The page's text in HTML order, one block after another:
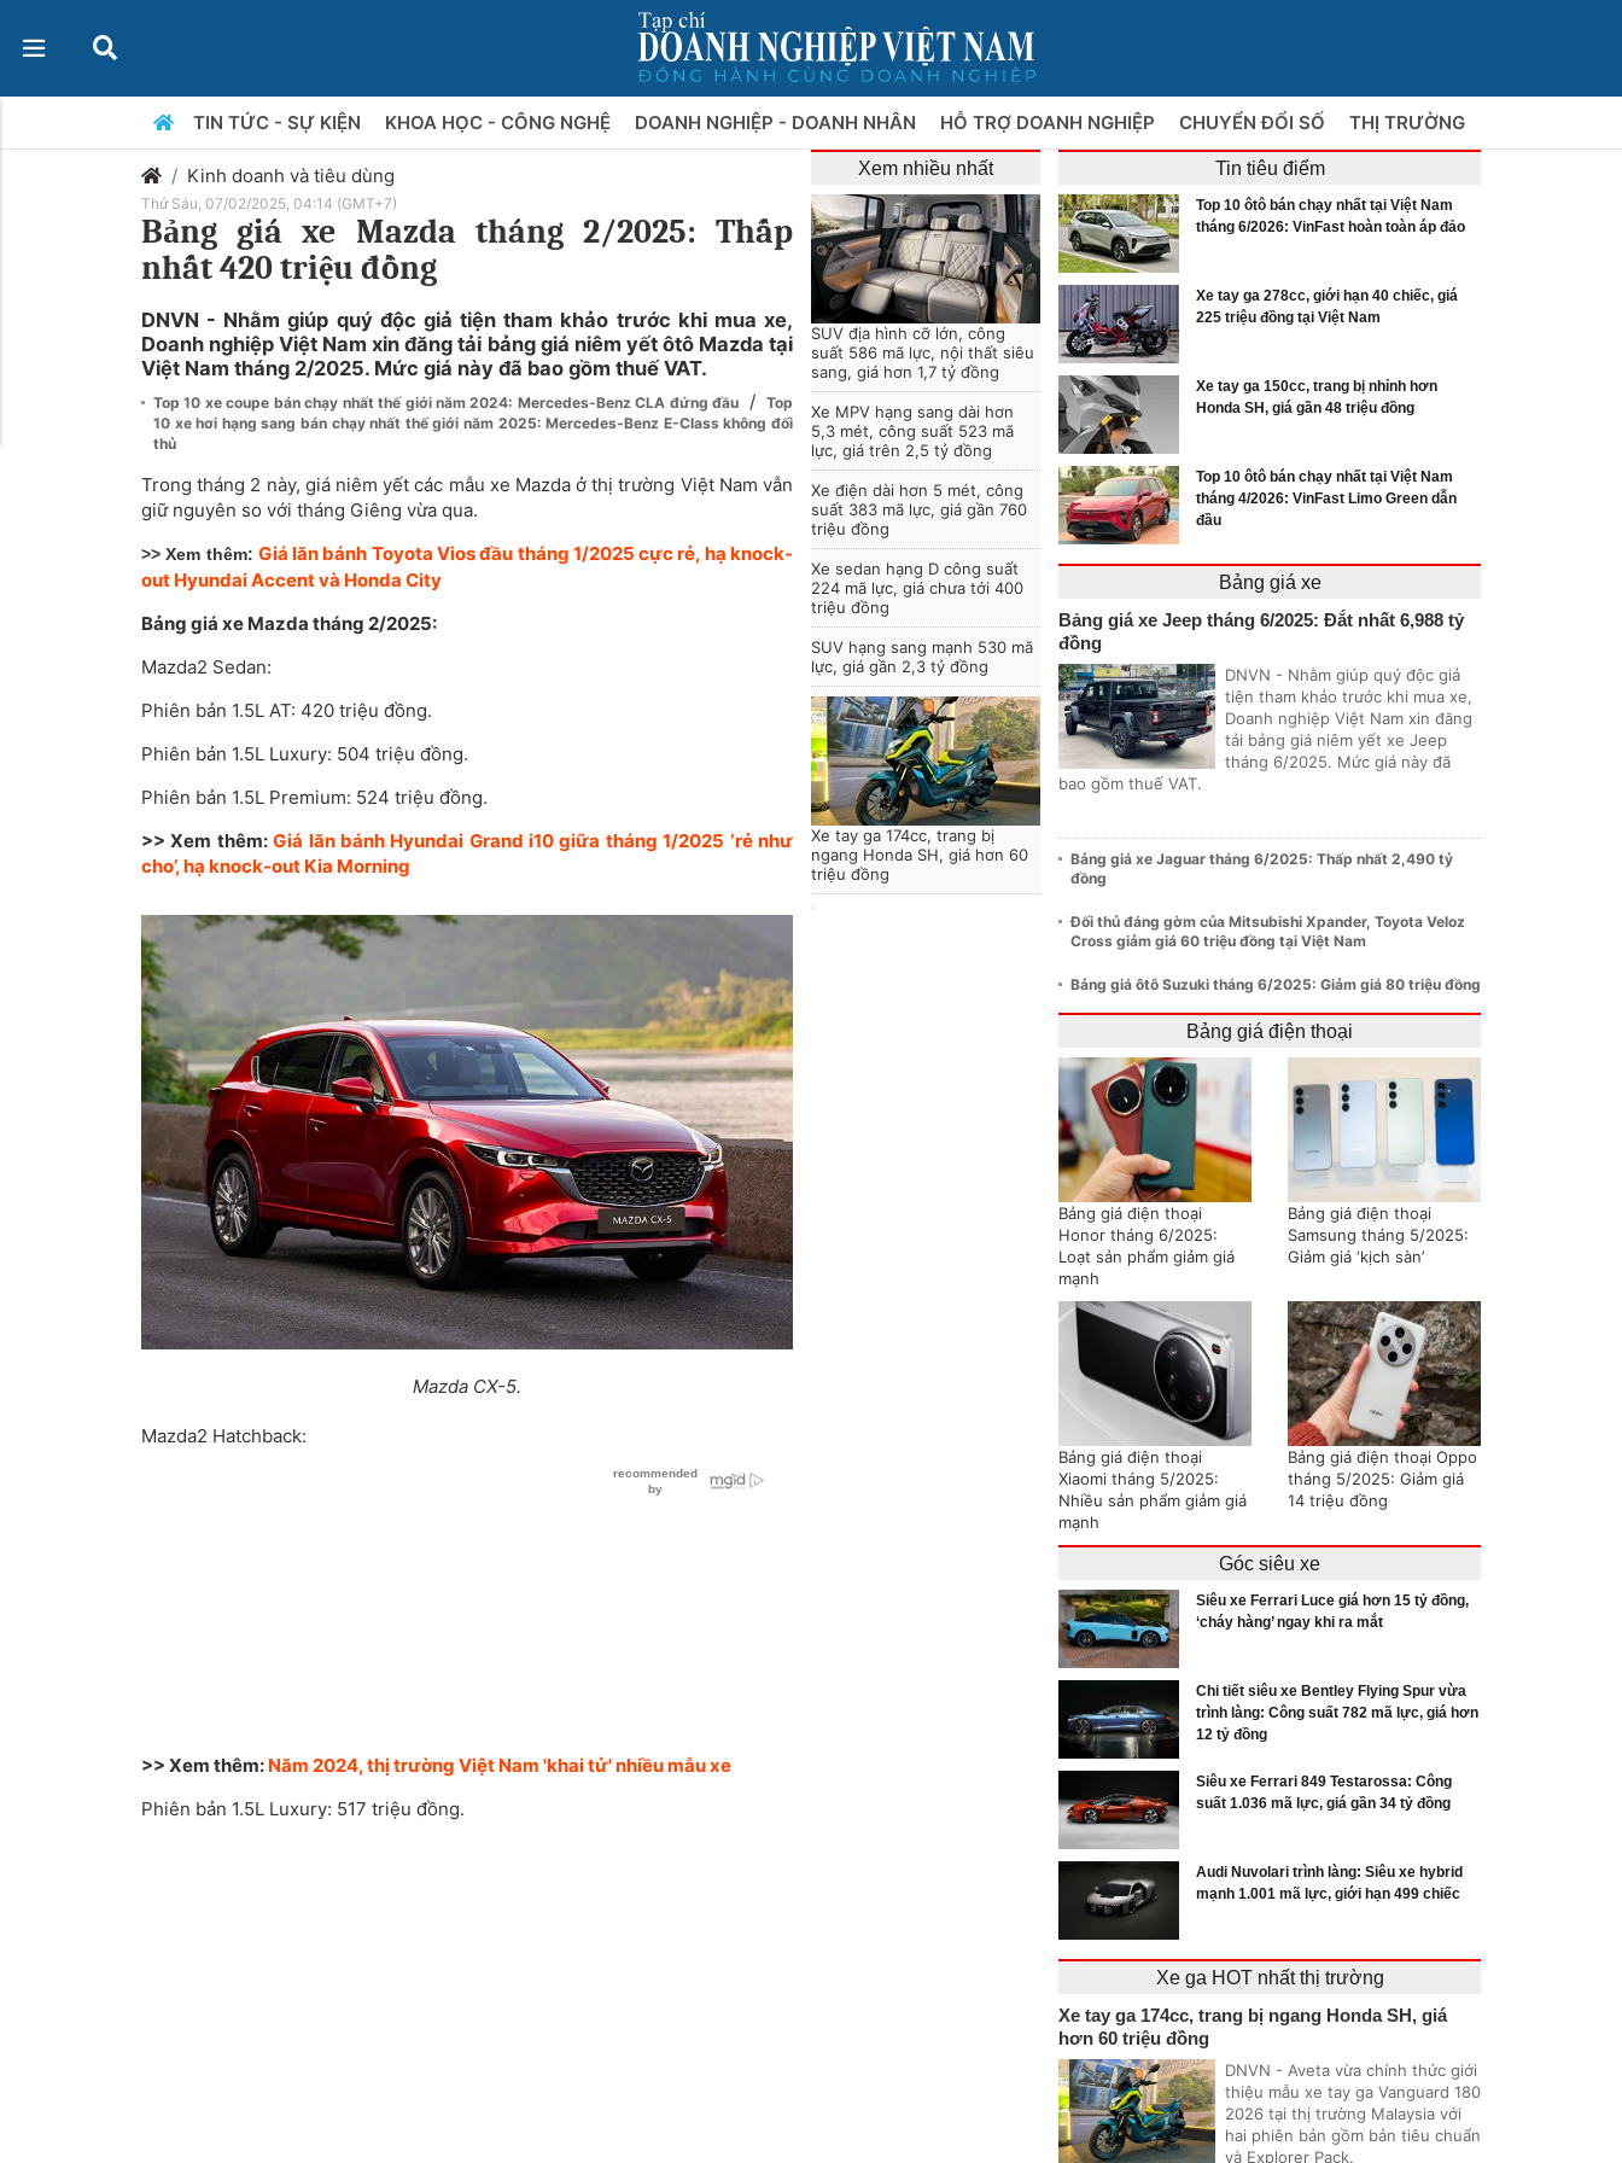
TIN TỨC - SỰ KIỆN KHOA HỌC - CÔNG NGHỆ DOANH NGHIỆP - DOANH NHÂN HỖ TRỢ DOANH NGHIỆP CHUYỂN ĐỔI SỐ THỊ TRƯỜNG
Kinh doanh và tiêu dùng
Thứ Sáu, 07/02/2025, 04:14 (GMT+7)
Bảng giá xe Mazda tháng 2/2025: Thấp
nhất 420 triệu đồng
DNVN - Nhằm giúp quý độc giả tiện tham khảo trước khi mua xe,
Doanh nghiệp Việt Nam xin đăng tải bảng giá niêm yết ôtô Mazda tại
Việt Nam tháng 2/2025. Mức giá này đã bao gồm thuế VAT.
Top 10 xe coupe bán chạy nhất thế giới năm 2024: Mercedes-Benz CLA đứng đầu /
Top
10 xe hơi hạng sang bán chạy nhất thế giới năm 2025: Mercedes-Benz E-Class không đối
thủ
Trong tháng 2 này, giá niêm yết các mẫu xe Mazda ở thị trường Việt Nam vẫn
giữ nguyên so với tháng Giêng vừa qua.
>> Xem thêm: Giá lăn bánh Toyota Vios đầu tháng 1/2025 cực rẻ, hạ knock-
out Hyundai Accent và Honda City
Bảng giá xe Mazda tháng 2/2025:
Mazda2 Sedan:
Phiên bản 1.5L AT: 420 triệu đồng.
Phiên bản 1.5L Luxury: 504 triệu đồng.
Phiên bản 1.5L Premium: 524 triệu đồng.
>> Xem thêm:Giá lăn bánh Hyundai Grand i10 giữa tháng 1/2025 ‘rẻ như
cho’, hạ knock-out Kia Morning
Mazda CX-5.
Mazda2 Hatchback:
>> Xem thêm: Năm 2024, thị trường Việt Nam 'khai tử' nhiều mẫu xe
Phiên bản 1.5L Luxury: 517 triệu đồng.
Xem nhiều nhất
SUV địa hình cỡ lớn, công
suất 586 mã lực, nội thất siêu
sang, giá hơn 1,7 tỷ đồng
Xe MPV hạng sang dài hơn
5,3 mét, công suất 523 mã
lực, giá trên 2,5 tỷ đồng
Xe điện dài hơn 5 mét, công
suất 383 mã lực, giá gần 760
triệu đồng
Xe sedan hạng D công suất
224 mã lực, giá chưa tới 400
triệu đồng
SUV hạng sang mạnh 530 mã
lực, giá gần 2,3 tỷ đồng
Xe tay ga 174cc, trang bị
ngang Honda SH, giá hơn 60
triệu đồng
Tin tiêu điểm
Top 10 ôtô bán chạy nhất tại Việt Nam
tháng 6/2026: VinFast hoàn toàn áp đảo
Xe tay ga 278cc, giới hạn 40 chiếc, giá
225 triệu đồng tại Việt Nam
Xe tay ga 150cc, trang bị nhỉnh hơn
Honda SH, giá gần 48 triệu đồng
Top 10 ôtô bán chạy nhất tại Việt Nam
tháng 4/2026: VinFast Limo Green dẫn
đầu
Bảng giá xe
Bảng giá xe Jeep tháng 6/2025: Đắt nhất 6,988 tỷ
đồng
DNVN - Nhằm giúp quý độc giả
tiện tham khảo trước khi mua xe,
Doanh nghiệp Việt Nam xin đăng
tải bảng giá niêm yết xe Jeep
tháng 6/2025. Mức giá này đã
bao gồm thuế VAT.
Bảng giá xe Jaguar tháng 6/2025: Thấp nhất 2,490 tỷ
đồng
Đối thủ đáng gờm của Mitsubishi Xpander, Toyota Veloz
Cross giảm giá 60 triệu đồng tại Việt Nam
Bảng giá ôtô Suzuki tháng 6/2025: Giảm giá 80 triệu đồng
Bảng giá điện thoại
Bảng giá điện thoại
Honor tháng 6/2025:
Loạt sản phẩm giảm giá
mạnh
Bảng giá điện thoại
Samsung tháng 5/2025:
Giảm giá ‘kịch sàn’
Bảng giá điện thoại
Xiaomi tháng 5/2025:
Nhiều sản phẩm giảm giá
mạnh
Bảng giá điện thoại Oppo
tháng 5/2025: Giảm giá
14 triệu đồng
Góc siêu xe
Siêu xe Ferrari Luce giá hơn 15 tỷ đồng,
‘cháy hàng’ ngay khi ra mắt
Chi tiết siêu xe Bentley Flying Spur vừa
trình làng: Công suất 782 mã lực, giá hơn
12 tỷ đồng
Siêu xe Ferrari 849 Testarossa: Công
suất 1.036 mã lực, giá gần 34 tỷ đồng
Audi Nuvolari trình làng: Siêu xe hybrid
mạnh 1.001 mã lực, giới hạn 499 chiếc
Xe ga HOT nhất thị trường
Xe tay ga 174cc, trang bị ngang Honda SH, giá
hơn 60 triệu đồng
DNVN - Aveta vừa chính thức giới
thiệu mẫu xe tay ga Vanguard 180
2026 tại thị trường Malaysia với
hai phiên bản gồm bản tiêu chuẩn
và Explorer Pack.